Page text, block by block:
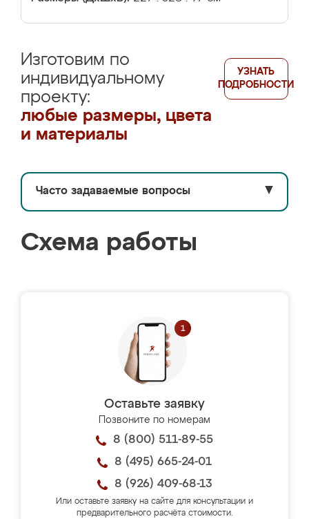
Изготовим по
индивидуальному
проекту:
любые размеры, цвета
и материалы
УЗНАТЬ
ПОДРОБНОСТИ
Часто задаваемые вопросы ▼
Схема работы
Оставьте заявку
Позвоните по номерам
8 (800) 511-89-55
8 (495) 665-24-01
8 (926) 409-68-13
Или оставьте заявку на сайте для консультации и
предварительного расчёта стоимости.